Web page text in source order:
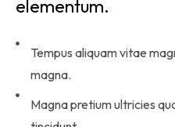
elementum.
Tempus aliquam vitae
magna.
Magna pretium ultricies